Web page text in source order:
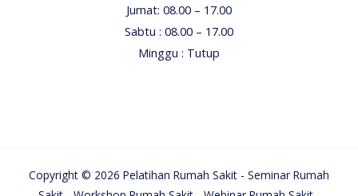
Jumat: 08.00 – 17.00
Sabtu : 08.00 – 17.00
Minggu : Tutup
Copyright © 2026 Pelatihan Rumah Sakit - Seminar Rumah